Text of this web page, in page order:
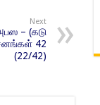
Next
– (கடு
42
(22/42)